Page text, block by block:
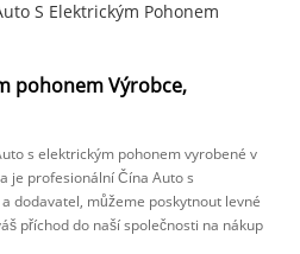
S Elektrickým Pohonem
pohonem Výrobce,
s elektrickým pohonem vyrobené v
je profesionální Čína Auto s
dodavatel, můžeme poskytnout levné
příchod do naší společnosti na nákup